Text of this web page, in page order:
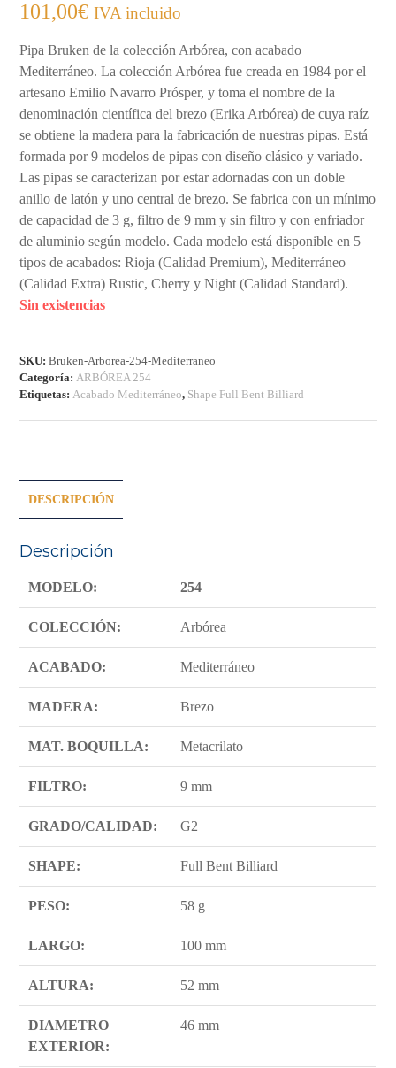
101,00€ IVA incluido
Pipa Bruken de la colección Arbórea, con acabado
Mediterráneo. La colección Arbórea fue creada en 1984 por el
artesano Emilio Navarro Prósper, y toma el nombre de la
denominación científica del brezo (Erika Arbórea) de cuya raíz
se obtiene la madera para la fabricación de nuestras pipas. Está
formada por 9 modelos de pipas con diseño clásico y variado.
Las pipas se caracterizan por estar adornadas con un doble
anillo de latón y uno central de brezo. Se fabrica con un mínimo
de capacidad de 3 g, filtro de 9 mm y sin filtro y con enfriador
de aluminio según modelo. Cada modelo está disponible en 5
tipos de acabados: Rioja (Calidad Premium), Mediterráneo
(Calidad Extra) Rustic, Cherry y Night (Calidad Standard).
Sin existencias
SKU:Bruken-Arborea-254-Mediterraneo
Categoría:ARBÓREA 254
Etiquetas:Acabado Mediterráneo, Shape Full Bent Billiard
DESCRIPCIÓN
Descripción
MODELO: 254
COLECCIÓN: Arbórea
ACABADO: Mediterráneo
MADERA: Brezo
MAT. BOQUILLA: Metacrilato
FILTRO: 9 mm
GRADO/CALIDAD: G2
SHAPE: Full Bent Billiard
PESO: 58 g
LARGO: 100 mm
ALTURA: 52 mm
DIAMETRO
EXTERIOR:
46 mm